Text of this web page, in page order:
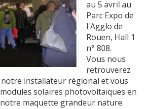
au 5 avril au
Parc Expo de
l'Agglo de
Rouen, Hall 1
n° 808.
Vous nous
retrouverez
installateur régional et vous
solaires photovoltaïques en
maquette grandeur nature.